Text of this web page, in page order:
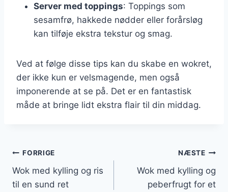
Server med toppings: Toppings som
sesamfrø, hakkede nødder eller forårsløg
kan tilføje ekstra tekstur og smag.
Ved at følge disse tips kan du skabe en wokret,
der ikke kun er velsmagende, men også
imponerende at se på. Det er en fantastisk
måde at bringe lidt ekstra flair til din middag.
Indlægsnavigation
FORRIGE
Wok med kylling og ris
til en sund ret
NÆSTE
Wok med kylling og
peberfrugt for et